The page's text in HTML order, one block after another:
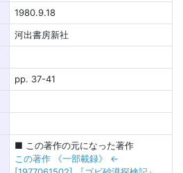
1980.9.18
河出書房新社
pp. 37-41
■ この著作の元になった著作
この著作 《一部載録》 ←